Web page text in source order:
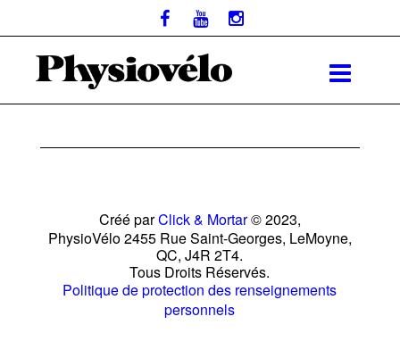
Créé parClick & Mortar© 2023,
PhysioVélo 2455 Rue Saint-Georges, LeMoyne,
QC, J4R 2T4.
Tous Droits Réservés.
Politique de protection des renseignements
personnels